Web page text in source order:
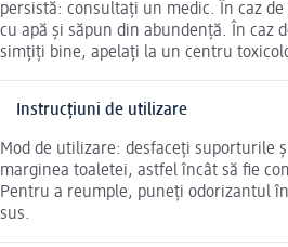
persistă: consultați un medic. În caz
cu apă și săpun din abundență. În caz
simțiți bine, apelați la un centru
Instrucțiuni de utilizare
Mod de utilizare: desfaceți suporturile
marginea toaletei, astfel încât să fie
Pentru a reumple, puneți odorizantul
sus.